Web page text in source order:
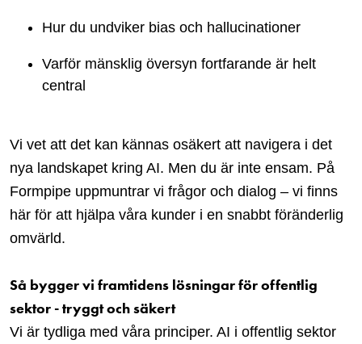
Hur du undviker bias och hallucinationer
Varför mänsklig översyn fortfarande är helt
central
Vi vet att det kan kännas osäkert att navigera i det
nya landskapet kring AI. Men du är inte ensam. På
Formpipe uppmuntrar vi frågor och dialog – vi finns
här för att hjälpa våra kunder i en snabbt föränderlig
omvärld.
Så bygger vi framtidens lösningar för offentlig
sektor - tryggt och säkert
Vi är tydliga med våra principer. AI i offentlig sektor